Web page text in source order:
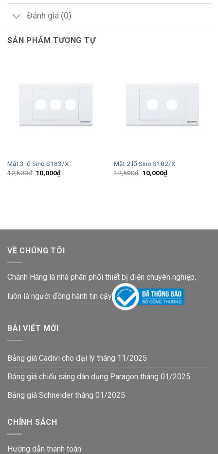
Đánh giá (0)
SẢN PHẨM TƯƠNG TỰ
Mặt 3 lổ Sino S183/X
12,500₫ Giá
gốc
10,000₫Giá
hiện
Mặt 2 lổ Sino S182/X
12,500₫ Giá
gốc
10,000₫Giá
hiện
VỀ CHÚNG TÔI
Chánh Hãng là nhà phân phối thiết bị điện chuyên nghiệp,
luôn là người đồng hành tin cậy
BÀI VIẾT MỚI
Bảng giá Cadivi cho đại lý tháng 11/2025
Bảng giá chiếu sáng dân dụng Paragon tháng 01/2025
Bảng giá Schneider tháng 01/2025
CHÍNH SÁCH
Hướng dẫn thanh toán